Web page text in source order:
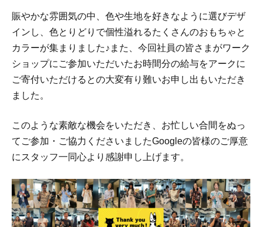
賑やかな雰囲気の中、色や生地を好きなように選びデザ
インし、色とりどりで個性溢れるたくさんのおもちゃと
カラーが集まりました♪また、今回社員の皆さまがワーク
ショップにご参加いただいたお時間分の給与をアークに
ご寄付いただけるとの大変有り難いお申し出もいただき
ました。
このような素敵な機会をいただき、お忙しい合間をぬっ
てご参加・ご協力くださいましたGoogleの皆様のご厚意
にスタッフ一同心より感謝申し上げます。